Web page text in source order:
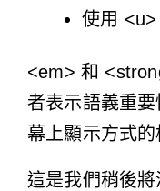
使用 <u>
<em> 和
者表示語義重
幕上顯示方式的
這是我們稍後將